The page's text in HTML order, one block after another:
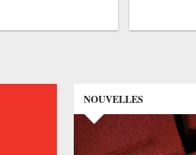
NOUVELLES